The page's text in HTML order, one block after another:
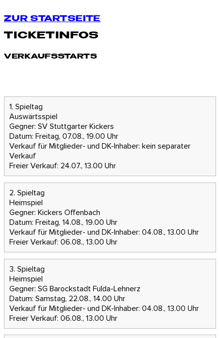
ZUR STARTSEITE
TICKETINFOS
VERKAUFSSTARTS
1. Spieltag
Auswärtsspiel
Gegner: SV Stuttgarter Kickers
Datum: Freitag, 07.08., 19.00 Uhr
Verkauf für Mitglieder- und DK-Inhaber: kein separater
Verkauf
Freier Verkauf: 24.07., 13.00 Uhr
2. Spieltag
Heimspiel
Gegner: Kickers Offenbach
Datum: Freitag, 14.08., 19.00 Uhr
Verkauf für Mitglieder- und DK-Inhaber: 04.08., 13.00 Uhr
Freier Verkauf: 06.08., 13.00 Uhr
3. Spieltag
Heimspiel
Gegner: SG Barockstadt Fulda-Lehnerz
Datum: Samstag, 22.08., 14.00 Uhr
Verkauf für Mitglieder- und DK-Inhaber: 04.08., 13.00 Uhr
Freier Verkauf: 06.08., 13.00 Uhr